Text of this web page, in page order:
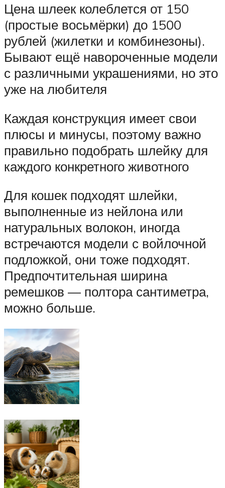
Цена шлеек колеблется от 150
(простые восьмёрки) до 1500
рублей (жилетки и комбинезоны).
Бывают ещё навороченные модели
с различными украшениями, но это
уже на любителя
Каждая конструкция имеет свои
плюсы и минусы, поэтому важно
правильно подобрать шлейку для
каждого конкретного животного
Для кошек подходят шлейки,
выполненные из нейлона или
натуральных волокон, иногда
встречаются модели с войлочной
подложкой, они тоже подходят.
Предпочтительная ширина
ремешков — полтора сантиметра,
можно больше.